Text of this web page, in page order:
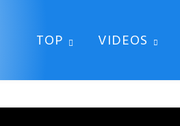
TOP VIDEOS